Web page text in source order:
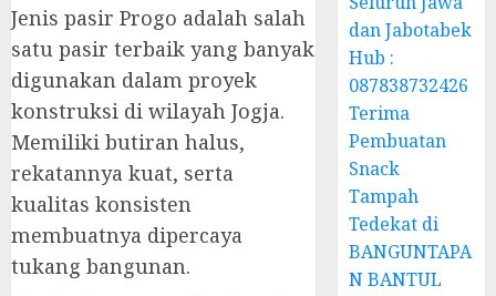
Jenis pasir Progo adalah salah
satu pasir terbaik yang banyak
digunakan dalam proyek
konstruksi di wilayah Jogja.
Memiliki butiran halus,
rekatannya kuat, serta
kualitas konsisten
membuatnya dipercaya
tukang bangunan.
dan Jabotabek
Hub :
087838732426
Terima
Pembuatan
Snack
Tampah
Tedekat di
BANGUNTAPA
N BANTUL